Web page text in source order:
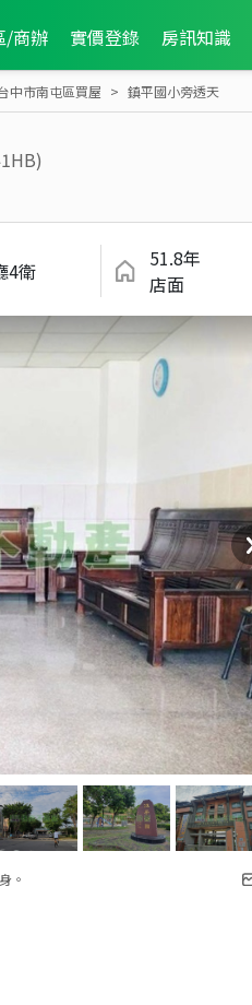
/商辦 實價登錄 房訊知識
中市南屯區買屋 鎮平國小旁透天
4衛
51.8年
店面
。